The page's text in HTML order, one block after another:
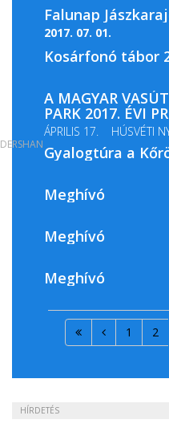
Falunap
2017. 07. 01.
Kosárfonó tábor
A MAGYAR
PARK 2017. ÉVI
ÁPRILIS 17. HÚSVÉTI
MÁJUS 13-14.
Gyalogtúra a
Meghívó
Meghívó
Meghívó
1 2
HÍRDETÉS
DERSHAN